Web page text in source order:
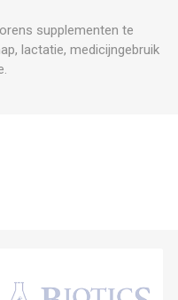
supplementen te
lactatie, medicijngebruik